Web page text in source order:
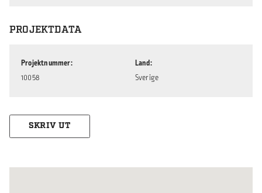
PROJEKTDATA
Projektnummer
10058
Land
Sverige
SKRIV UT